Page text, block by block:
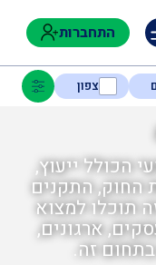
התחברות
צפון
הכולל ייעוץ,
החוק, התקנים
תוכלו למצוא
ארגונים,
זה.